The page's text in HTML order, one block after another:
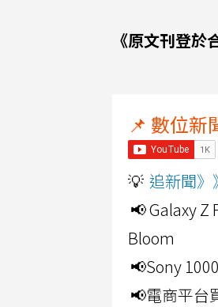
《原文刊登於
📌 數位新
💡 追新聞》
📢 Galaxy
Bloom
📢Sony
📢電商平台